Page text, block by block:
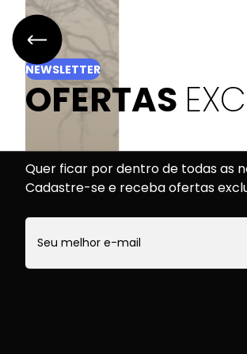
NEWSLETTER
OFERTAS
Quer ficar por dentro de todas as
Cadastre-se e receba ofertas